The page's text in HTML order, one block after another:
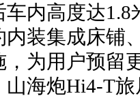
内高度达1.8
装集成床铺
，为用户预留
海炮Hi4-T